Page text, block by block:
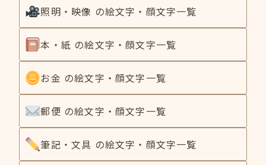
照明・映像 の絵文字・顔文字一覧
本・紙 の絵文字・顔文字一覧
お金 の絵文字・顔文字一覧
郵便 の絵文字・顔文字一覧
筆記・文具 の絵文字・顔文字一覧